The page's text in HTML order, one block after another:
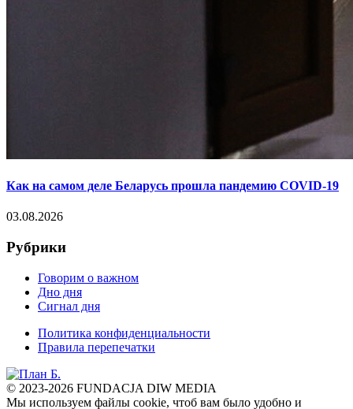
Как на самом деле Беларусь прошла пандемию COVID-19
03.08.2026
Рубрики
Говорим о важном
Дно дня
Сигнал дня
Политика конфиденциальности
Правила перепечатки
© 2023-2026 FUNDACJA DIW MEDIA
Мы используем файлы cookie, чтоб вам было удобно и